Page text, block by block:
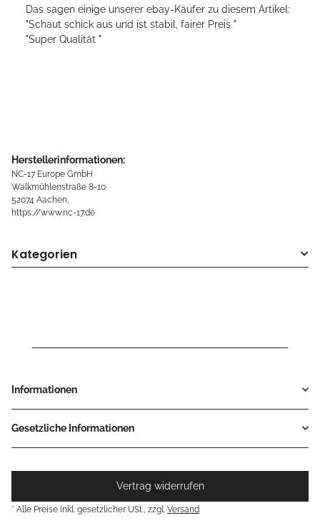
Das sagen einige unserer ebay-Käufer zu diesem Artikel:
"Schaut schick aus und ist stabil, fairer Preis "
"Super Qualität "
Herstellerinformationen:
NC-17 Europe GmbH
Walkmühlenstraße 8-10
52074 Aachen,
https://www.nc-17.de
Kategorien
Informationen
Gesetzliche Informationen
Vertrag widerrufen
* Alle Preise inkl. gesetzlicher USt., zzgl. Versand